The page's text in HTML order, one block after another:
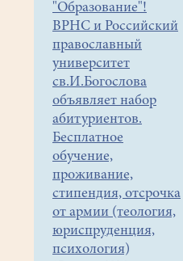
"Образование"!
ВРНС и Российский
православный
университет
св.И.Богослова
объявляет набор
абитуриентов.
Бесплатное
обучение,
проживание,
стипендия, отсрочка
от армии (теология,
юриспруденция,
психология)